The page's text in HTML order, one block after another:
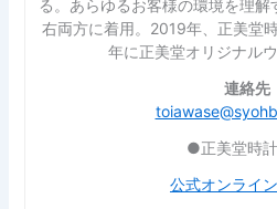
る。あらゆるお客様の環境を理
右両方に着用。2019年、正美堂
年に正美堂オリジナル
連絡先
●正美堂時
公式オンライ